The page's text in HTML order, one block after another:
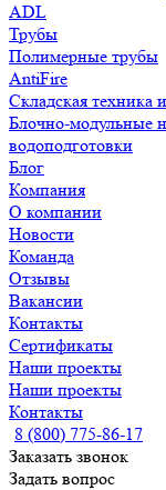
ADL
Трубы
Полимерные трубы
AntiFire
Складская техника
Блочно-модульные
водоподготовки
Блог
Компания
О компании
Новости
Команда
Отзывы
Вакансии
Контакты
Сертификаты
Наши проекты
Наши проекты
Контакты
8 (800) 775-86-17
Заказать звонок
Задать вопрос